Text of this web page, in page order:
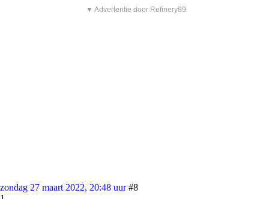
▼ Advertentie door Refinery89
zondag 27 maart 2022, 20:48 uur #8